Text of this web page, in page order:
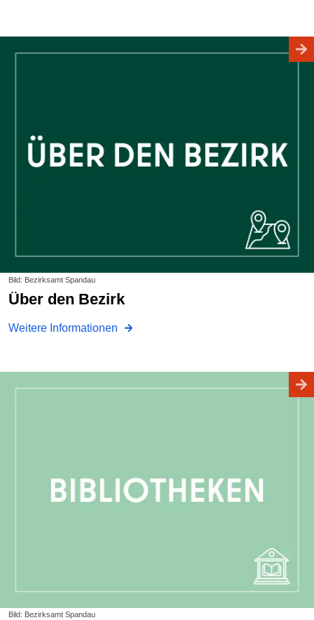
Bild: Bezirksamt Spandau
Über den Bezirk
Weitere Informationen
Bild: Bezirksamt Spandau